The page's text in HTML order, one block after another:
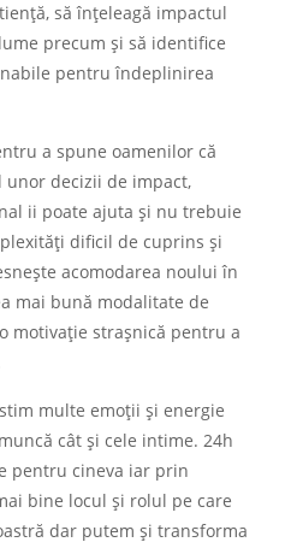
să înțeleagă impactul
precum și să identifice
pentru îndeplinirea
a spune oamenilor că
decizii de impact,
ii poate ajuta și nu trebuie
dificil de cuprins și
acomodarea noului în
mai bună modalitate de
motivație strașnică pentru a
multe emoții și energie
cât și cele intime. 24h
pentru cineva iar prin
bine locul și rolul pe care
dar putem și transforma